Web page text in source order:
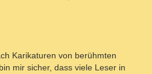
Karikaturen von berühmten
mir sicher, dass viele Leser in